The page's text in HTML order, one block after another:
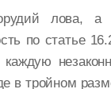
лова,
по статье
в тройном